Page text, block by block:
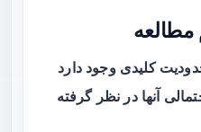
کلیدی وجود دارد
آنها در نظر گرفته